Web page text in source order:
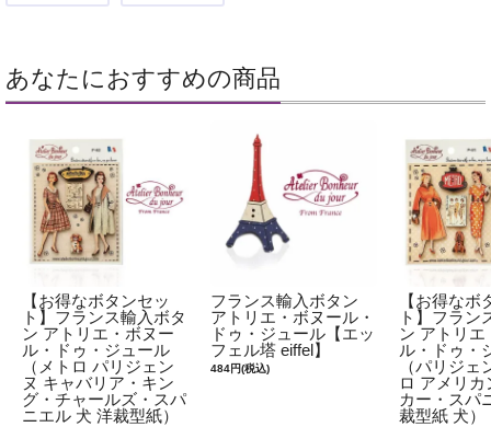
あなたにおすすめの商品
【お得なボタンセッ
ト】フランス輸入ボタ
ン アトリエ・ボヌー
ル・ドゥ・ジュール
（メトロ パリジェン
ヌ キャバリア・キン
グ・チャールズ・スパ
ニエル 犬 洋裁型紙）
フランス輸入ボタン
アトリエ・ボヌール・
ドゥ・ジュール【エッ
フェル塔 eiffel】
484円(税込)
【お得なボ
ト】フラン
ン アトリエ
ル・ドゥ・
（パリジェ
ロ アメリカ
カー・スパ
裁型紙 犬）